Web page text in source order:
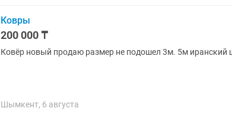
Ковры
200 000 ₸
Ковёр новый продаю размер не подошел 3м. 5м иранский
Шымкент, 6 августа